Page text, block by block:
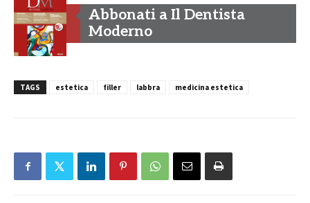
Abbonati a Il Dentista
Moderno
TAGS estetica filler labbra medicina estetica